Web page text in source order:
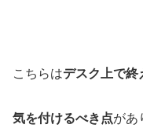
こちらはデスク上で終
気を付けるべき点があ